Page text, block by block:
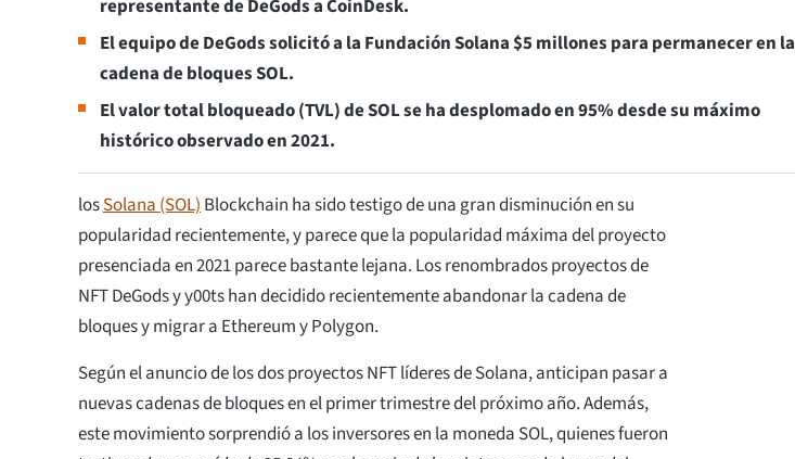
representante de DeGods a CoinDesk.
El equipo de DeGods solicitó a la Fundación Solana $5 millones para permanecer en la
cadena de bloques SOL.
El valor total bloqueado (TVL) de SOL se ha desplomado en 95% desde su máximo
histórico observado en 2021.
losSolana (SOL) Blockchain ha sido testigo de una gran disminución en su
popularidad recientemente, y parece que la popularidad máxima del proyecto
presenciada en 2021 parece bastante lejana. Los renombrados proyectos de
NFT DeGods y y00ts han decidido recientemente abandonar la cadena de
bloques y migrar a Ethereum y Polygon.
Según el anuncio de los dos proyectos NFT líderes de Solana, anticipan pasar a
nuevas cadenas de bloques en el primer trimestre del próximo año. Además,
este movimiento sorprendió a los inversores en la moneda SOL, quienes fueron